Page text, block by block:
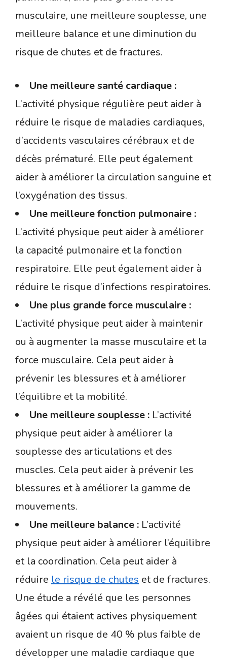
musculaire, une meilleure souplesse, une
meilleure balance et une diminution du
risque de chutes et de fractures.
Une meilleure santé cardiaque :
L’activité physique régulière peut aider à
réduire le risque de maladies cardiaques,
d’accidents vasculaires cérébraux et de
décès prématuré. Elle peut également
aider à améliorer la circulation sanguine et
l’oxygénation des tissus.
Une meilleure fonction pulmonaire :
L’activité physique peut aider à améliorer
la capacité pulmonaire et la fonction
respiratoire. Elle peut également aider à
réduire le risque d’infections respiratoires.
Une plus grande force musculaire :
L’activité physique peut aider à maintenir
ou à augmenter la masse musculaire et la
force musculaire. Cela peut aider à
prévenir les blessures et à améliorer
l’équilibre et la mobilité.
Une meilleure souplesse : L’activité
physique peut aider à améliorer la
souplesse des articulations et des
muscles. Cela peut aider à prévenir les
blessures et à améliorer la gamme de
mouvements.
Une meilleure balance : L’activité
physique peut aider à améliorer l’équilibre
et la coordination. Cela peut aider à
réduire le risque de chutes et de fractures.
Une étude a révélé que les personnes
âgées qui étaient actives physiquement
avaient un risque de 40 % plus faible de
développer une maladie cardiaque que